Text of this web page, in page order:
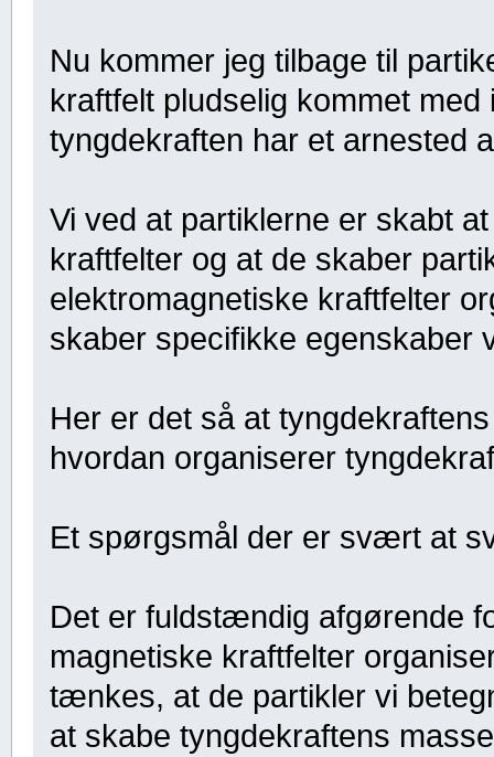
Nu kommer jeg tilbage til
kraftfelt pludselig kommet
tyngdekraften har et arnested
Vi ved at partiklerne er skabt
kraftfelter og at de skaber
elektromagnetiske kraftfelter
skaber specifikke egenskaber
Her er det så at
hvordan organiserer
Et spørgsmål der er svært at
Det er fuldstændig afgørende
magnetiske kraftfelter
tænkes, at de partikler vi
at skabe tyngdekraftens